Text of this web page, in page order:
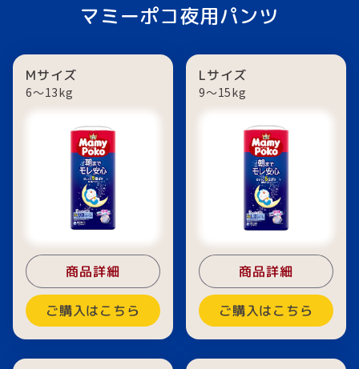
マミーポコ夜用パンツ
Mサイズ
6〜13kg
商品詳細
ご購入はこちら
Lサイズ
9〜15kg
商品詳細
ご購入はこちら